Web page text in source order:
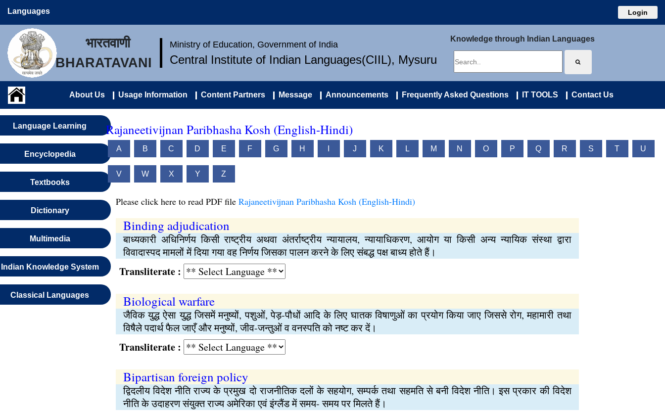
Languages Login
भारतवाणी
BHARATAVANI
Ministry of Education, Government of India
Central Institute of Indian Languages(CIIL), Mysuru
Knowledge through Indian Languages
About Us Usage Information Content Partners Message Announcements Frequently Asked Questions IT TOOLS Contact Us
Language Learning
Encyclopedia
Textbooks
Dictionary
Multimedia
Indian Knowledge System
Classical Languages
Rajaneetivijnan Paribhasha Kosh (English-Hindi)
A B C D E F G H J K L M N O P Q R S T U
V W X Y Z
Please click here to read PDF file Rajaneetivijnan Paribhasha Kosh (English-Hindi)
Binding adjudication
बाध्यकारी अधिनिर्णय किसी राष्ट्रीय अथवा अंतर्राष्ट्रीय न्यायालय, न्यायाधिकरण, आयोग या किसी अन्य न्यायिक संस्था द्वारा
विवादास्पद मामलों में दिया गया वह निर्णय जिसका पालन करने के लिए संबद्ध पक्ष बाध्य होते हैं।
Transliterate :
Biological warfare
जैविक युद्ध ऐसा युद्ध जिसमें मनुष्यों, पशुओं, पेड़-पौधों आदि के लिए घातक विषाणुओं का प्रयोग किया जाए जिससे रोग, महामारी तथा
विषैले पदार्थ फैल जाएँ और मनुष्यों, जीव-जन्तुओं व वनस्पति को नष्ट कर दें।
Transliterate :
Bipartisan foreign policy
द्विदलीय विदेश नीति राज्य के प्रमुख दो राजनीतिक दलों के सहयोग, सम्पर्क तथा सहमति से बनी विदेश नीति। इस प्रकार की विदेश
नीति के उदाहरण संयुक्त राज्य अमेरिका एवं इंग्लैंड में समय- समय पर मिलते हैं।